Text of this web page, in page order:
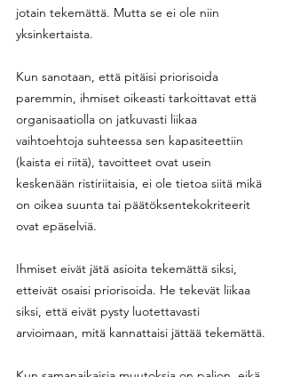
jotain tekemättä. Mutta se ei ole niin
yksinkertaista.
Kun sanotaan, että pitäisi priorisoida
paremmin, ihmiset oikeasti tarkoittavat että
organisaatiolla on jatkuvasti liikaa
vaihtoehtoja suhteessa sen kapasiteettiin
(kaista ei riitä), tavoitteet ovat usein
keskenään ristiriitaisia, ei ole tietoa siitä mikä
on oikea suunta tai päätöksentekokriteerit
ovat epäselviä.
Ihmiset eivät jätä asioita tekemättä siksi,
etteivät osaisi priorisoida. He tekevät liikaa
siksi, että eivät pysty luotettavasti
arvioimaan, mitä kannattaisi jättää tekemättä.